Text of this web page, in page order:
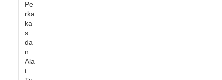
Pe
rka
ka
s
da
n
Ala
t